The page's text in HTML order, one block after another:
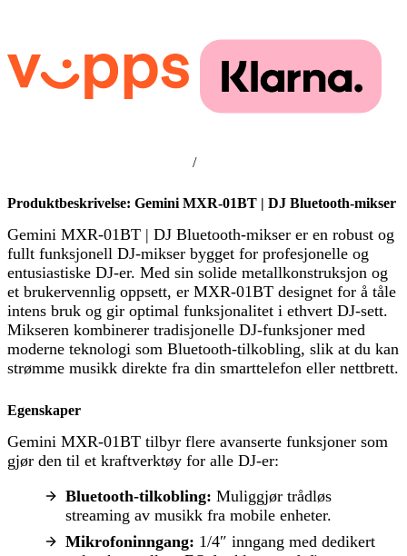
/
Produktbeskrivelse: Gemini MXR-01BT | DJ Bluetooth-mikser
Gemini MXR-01BT | DJ Bluetooth-mikser er en robust og
fullt funksjonell DJ-mikser bygget for profesjonelle og
entusiastiske DJ-er. Med sin solide metallkonstruksjon og
et brukervennlig oppsett, er MXR-01BT designet for å tåle
intens bruk og gir optimal funksjonalitet i ethvert DJ-sett.
Mikseren kombinerer tradisjonelle DJ-funksjoner med
moderne teknologi som Bluetooth-tilkobling, slik at du kan
strømme musikk direkte fra din smarttelefon eller nettbrett.
Egenskaper
Gemini MXR-01BT tilbyr flere avanserte funksjoner som
gjør den til et kraftverktøy for alle DJ-er:
Bluetooth-tilkobling: Muliggjør trådløs
streaming av musikk fra mobile enheter.
Mikrofoninngang: 1/4″ inngang med dedikert